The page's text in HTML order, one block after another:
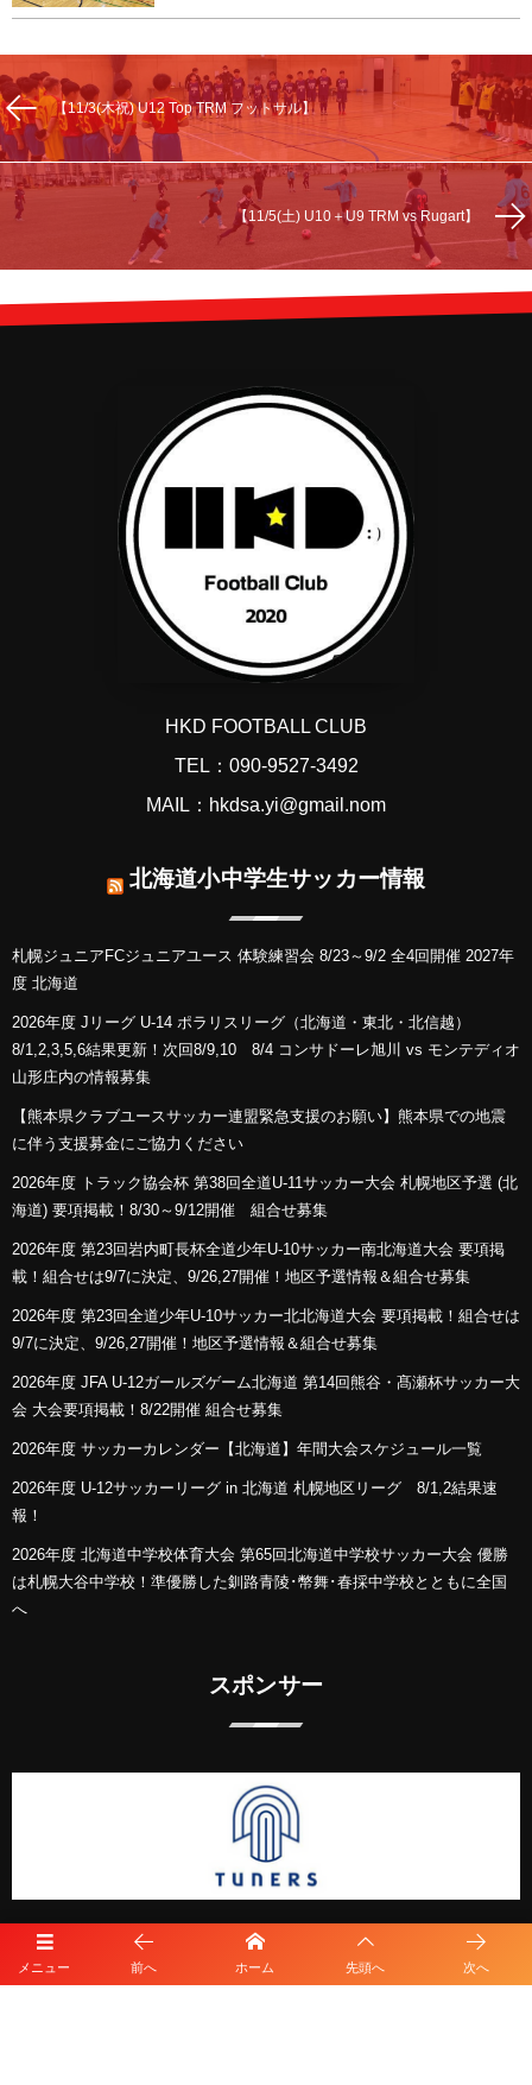
【11/3(木祝) U12 Top TRM フットサル】
【11/5(土) U10＋U9 TRM vs Rugart】
メニュー 前へ ホーム 先頭へ 次へ
HKD FOOTBALL CLUB
TEL：090-9527-3492
MAIL：hkdsa.yi@gmail.nom
北海道小中学生サッカー情報
札幌ジュニアFCジュニアユース 体験練習会 8/23～9/2 全4回開催 2027年
度 北海道
2026年度 Jリーグ U-14 ポラリスリーグ（北海道・東北・北信越）
8/1,2,3,5,6結果更新！次回8/9,10 8/4 コンサドーレ旭川 vs モンテディオ
山形庄内の情報募集
【熊本県クラブユースサッカー連盟緊急支援のお願い】熊本県での地震
に伴う支援募金にご協力ください
2026年度 トラック協会杯 第38回全道U-11サッカー大会 札幌地区予選 (北
海道) 要項掲載！8/30～9/12開催 組合せ募集
2026年度 第23回岩内町長杯全道少年U-10サッカー南北海道大会 要項掲
載！組合せは9/7に決定、9/26,27開催！地区予選情報＆組合せ募集
2026年度 第23回全道少年U-10サッカー北北海道大会 要項掲載！組合せは
9/7に決定、9/26,27開催！地区予選情報＆組合せ募集
2026年度 JFA U-12ガールズゲーム北海道 第14回熊谷・髙瀬杯サッカー大
会 大会要項掲載！8/22開催 組合せ募集
2026年度 サッカーカレンダー【北海道】年間大会スケジュール一覧
2026年度 U-12サッカーリーグ in 北海道 札幌地区リーグ 8/1,2結果速
報！
2026年度 北海道中学校体育大会 第65回北海道中学校サッカー大会 優勝
は札幌大谷中学校！準優勝した釧路青陵･幣舞･春採中学校とともに全国
へ
スポンサー